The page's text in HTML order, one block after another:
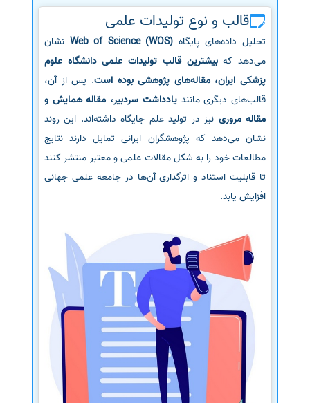
قالب و نوع تولیدات علمی
تحلیل داده‌های پایگاه Web of Science (WOS) نشان
می‌دهد کهبیشترین قالب تولیدات علمی دانشگاه علوم
پزشکی ایران، مقاله‌های پژوهشی بوده است. پس از آن،
قالب‌های دیگری مانندیادداشت سردبیر، مقاله همایش و
مقاله مروری نیز در تولید علم جایگاه داشته‌اند. این روند
نشان می‌دهد که پژوهشگران ایرانی تمایل دارند نتایج
مطالعات خود را به شکل مقالات علمی و معتبر منتشر کنند
تا قابلیت استناد و اثرگذاری آن‌ها در جامعه علمی جهانی
افزایش یابد.